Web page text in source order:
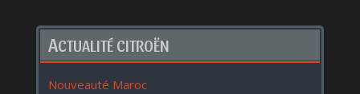
ACTUALITÉ CITROËN
Nouveauté Maroc